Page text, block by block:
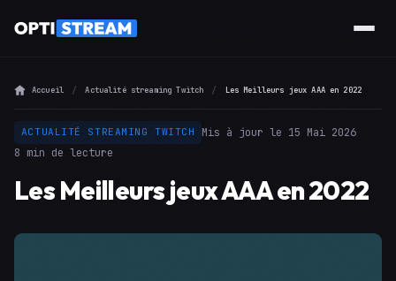
Accueil Actualité streaming Twitch Les Meilleurs jeux AAA en 2022
ACTUALITÉ STREAMING TWITCH
Mis à jour le 15 Mai 2026
8 min de lecture
Les Meilleurs jeux AAA en 2022